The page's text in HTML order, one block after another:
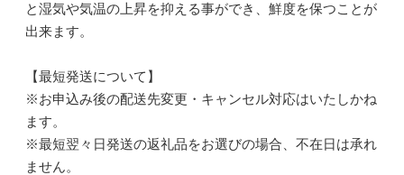
と湿気や気温の上昇を抑える事ができ、鮮度を保つことが
出来ます。
【最短発送について】
※お申込み後の配送先変更・キャンセル対応はいたしかね
ます。
※最短翌々日発送の返礼品をお選びの場合、不在日は承れ
ません。